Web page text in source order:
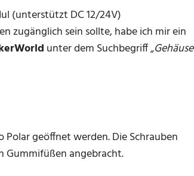
(unterstützt DC 12/24V)
zugänglich sein sollte, habe ich mir ein
unter dem Suchbegriff„Gehäuse
Polar geöffnet werden. Die Schrauben
Gummifüßen angebracht.